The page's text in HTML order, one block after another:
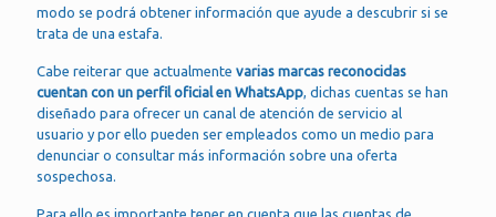
modo se podrá obtener información que ayude a descubrir si se
trata de una estafa.
Cabe reiterar que actualmente varias marcas reconocidas
cuentan con un perfil oficial en WhatsApp , dichas cuentas se han
diseñado para ofrecer un canal de atención de servicio al
usuario y por ello pueden ser empleados como un medio para
denunciar o consultar más información sobre una oferta
sospechosa.
Para ello es importante tener en cuenta que las cuentas de